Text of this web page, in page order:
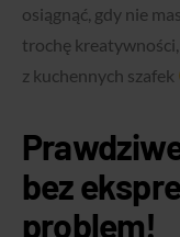
osiągnąć, gdy nie
trochę
z kuchennych szafek
bez
problem!